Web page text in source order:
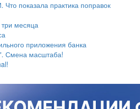
показала практика поправок
три месяца
приложения банка
Смена масштаба!